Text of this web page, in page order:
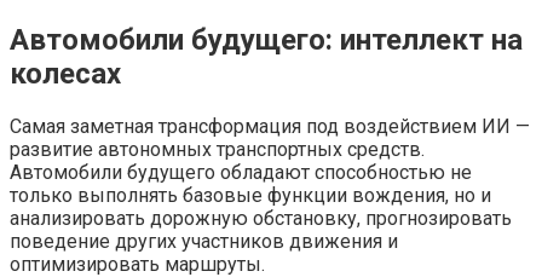
Автомобили будущего: интеллект на
колесах
Самая заметная трансформация под воздействием ИИ —
развитие автономных транспортных средств.
Автомобили будущего обладают способностью не
только выполнять базовые функции вождения, но и
анализировать дорожную обстановку, прогнозировать
поведение других участников движения и
оптимизировать маршруты.